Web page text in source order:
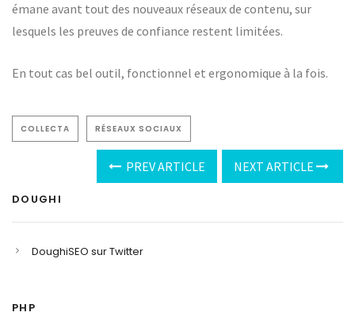
émane avant tout des nouveaux réseaux de contenu, sur
lesquels les preuves de confiance restent limitées.
En tout cas bel outil, fonctionnel et ergonomique à la fois.
COLLECTA RÉSEAUX SOCIAUX
PREV ARTICLE NEXT ARTICLE
DOUGHI
DoughiSEO sur Twitter
PHP